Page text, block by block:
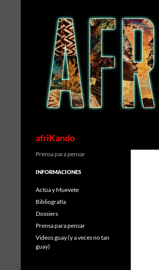
afriKando
Prensa para pensar
INFORMACIONES
Actúa y Muevete
Bibliografía
Dossiers
Prensa para pensar
Videos guay (y a veces no tan
guay)